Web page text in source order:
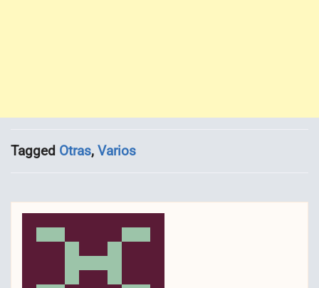
Tagged Otras, Varios